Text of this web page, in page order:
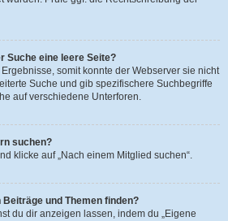
Suche eine leere Seite?
somit konnte der Webserver sie nicht
Suche und gib spezifischere Suchbegriffe
auf verschiedene Unterforen.
suchen?
klicke auf „Nach einem Mitglied suchen“.
und Themen finden?
du dir anzeigen lassen, indem du „Eigene